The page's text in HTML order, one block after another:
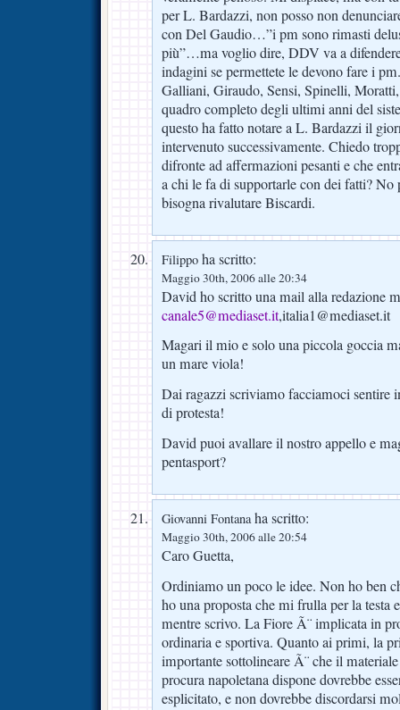
per L. Bardazzi, non posso non
con Del Gaudio…”i pm sono rimasti
più”…ma voglio dire, DDV va a
indagini se permettete le devono fare i
Galliani, Giraudo, Sensi, Spinelli,
quadro completo degli ultimi anni del
questo ha fatto notare a L. Bardazzi il
intervenuto successivamente. Chiedo
difronte ad affermazioni pesanti e che
a chi le fa di supportarle con dei fatti? No
bisogna rivalutare Biscardi.
Filippo ha scritto:
Maggio 30th, 2006 alle 20:34
David ho scritto una mail alla redazione
canale5@mediaset.it,italia1@mediaset.it
Magari il mio e solo una piccola goccia
un mare viola!
Dai ragazzi scriviamo facciamoci sentire
di protesta!
David puoi avallare il nostro appello e
pentasport?
Giovanni Fontanaha scritto:
Maggio 30th, 2006 alle 20:54
Caro Guetta,
Ordiniamo un poco le idee. Non ho ben
ho una proposta che mi frulla per la testa
mentre scrivo. La Fiore Ã¨ implicata in
ordinaria e sportiva. Quanto ai primi, la
importante sottolineare Ã¨ che il
procura napoletana dispone dovrebbe
esplicitato, e non dovrebbe discordarsi